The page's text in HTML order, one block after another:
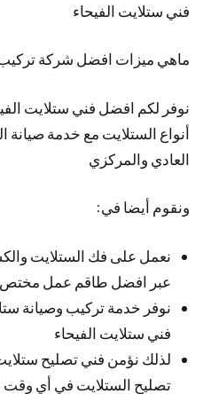
فني ستلايت الفيحاء
ماهي ميزات افضل شركة تركيب
نوفر لكم افضل فني ستلايت
أنواع الستلايت مع خدمة صيانة
العادي والمركزي
ونقوم أيضا في:
نعمل على فك الستلايت
عبر افضل طاقم عمل مختص
نوفر خدمة تركيب وصيانة
فني ستلايت الفيحاء
تصليح الستلايت في أي وقت